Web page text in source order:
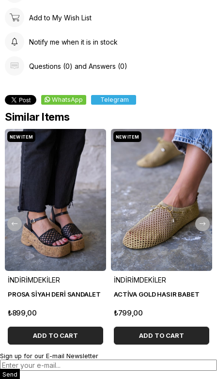
Add to My Wish List
Notify me when it is in stock
Questions (0) and Answers (0)
WhatsApp Telegram
Similar Items
İNDİRİMDEKİLER
PROSA SİYAH DERİ SANDALET
₺899,00
ADD TO CART
NEW ITEM
İNDİRİMDEKİLER
ACTİVA GOLD HASIR BABET
₺799,00
ADD TO CART
NEW ITEM
Sign up for our E-mail Newsletter
Send